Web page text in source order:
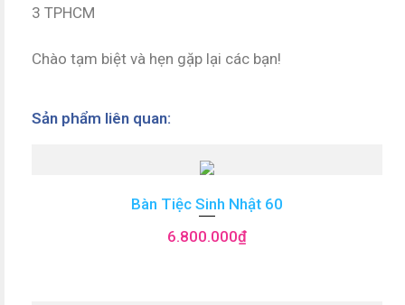
3 TPHCM
Chào tạm biệt và hẹn gặp lại các bạn!
Sản phẩm liên quan:
Bàn Tiệc Sinh Nhật 60
6.800.000₫